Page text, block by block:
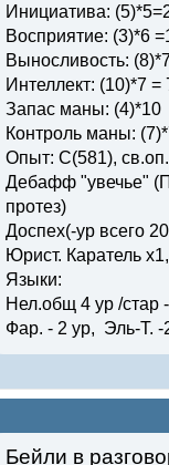
Инициатива:
Восприятие: (3)*6
Выносливость:
Интеллект: (10)*7 =
Запас маны: (4)*10
Контроль маны:
Опыт: C(581),
Дебафф "увечье"
протез)
Доспех(-ур всего
Юрист. Каратель
Языки:
Нел.общ 4 ур /стар
Фар. - 2 ур, Эль-Т. -
Бейли в